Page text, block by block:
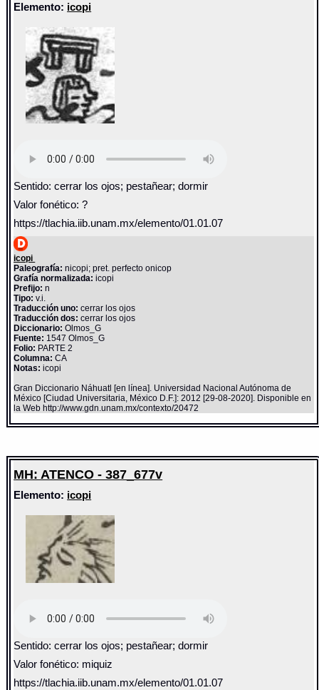
Elemento: icopi
Sentido: cerrar los ojos; pestañear; dormir
Valor fonético: ?
https://tlachia.iib.unam.mx/elemento/01.01.07
icopi
Paleografía: nicopi; pret. perfecto onicop
Grafía normalizada: icopi
Prefijo: n
Tipo: v.i.
Traducción uno: cerrar los ojos
Traducción dos: cerrar los ojos
Diccionario:Olmos_G
Fuente: 1547 Olmos_G
Folio: PARTE 2
Columna: CA
Notas: icopi
Gran Diccionario Náhuatl [en línea]. Universidad Nacional Autónoma de
México [Ciudad Universitaria, México D.F.]: 2012 [29-08-2020]. Disponible en
la Web http://www.gdn.unam.mx/contexto/20472
MH: ATENCO - 387_677v
Elemento: icopi
Sentido: cerrar los ojos; pestañear; dormir
Valor fonético: miquiz
https://tlachia.iib.unam.mx/elemento/01.01.07